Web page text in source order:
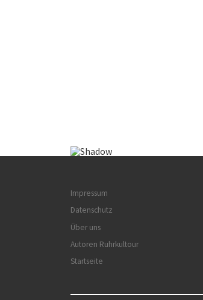
Impressum
Datenschutz
Über uns
Autoren Ruhrkultour
Startseite